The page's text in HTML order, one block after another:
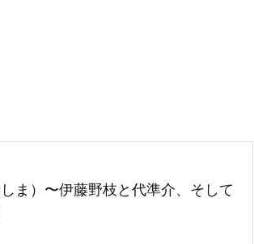
ま）〜伊藤野枝と代準介、そして